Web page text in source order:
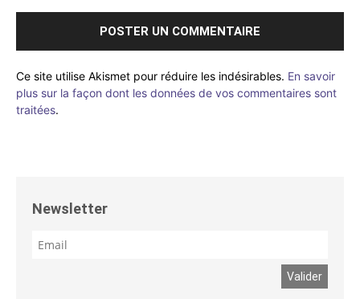
Ce site utilise Akismet pour réduire les indésirables. En savoir
plus sur la façon dont les données de vos commentaires sont
traitées.
Newsletter